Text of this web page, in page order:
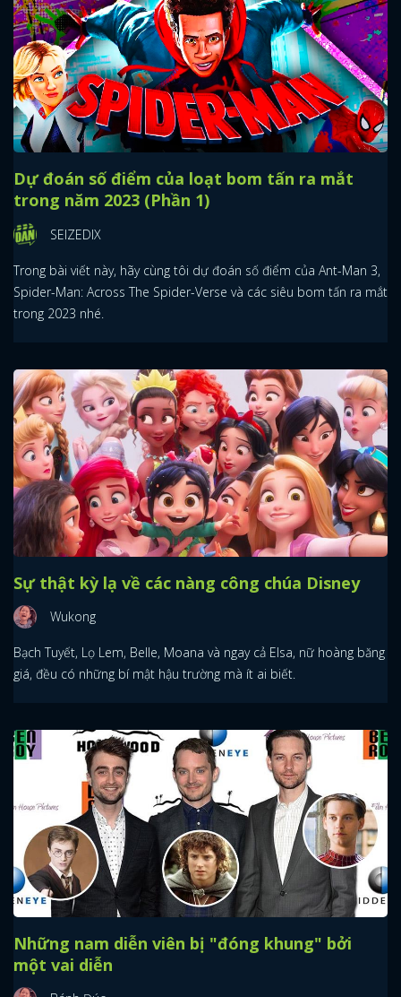
Dự đoán số điểm của loạt bom tấn ra mắt
trong năm 2023 (Phần 1)
SEIZEDIX
Trong bài viết này, hãy cùng tôi dự đoán số điểm của Ant-Man 3,
Spider-Man: Across The Spider-Verse và các siêu bom tấn ra mắt
trong 2023 nhé.
Sự thật kỳ lạ về các nàng công chúa Disney
Wukong
Bạch Tuyết, Lọ Lem, Belle, Moana và ngay cả Elsa, nữ hoàng băng
giá, đều có những bí mật hậu trường mà ít ai biết.
Những nam diễn viên bị "đóng khung" bởi
một vai diễn